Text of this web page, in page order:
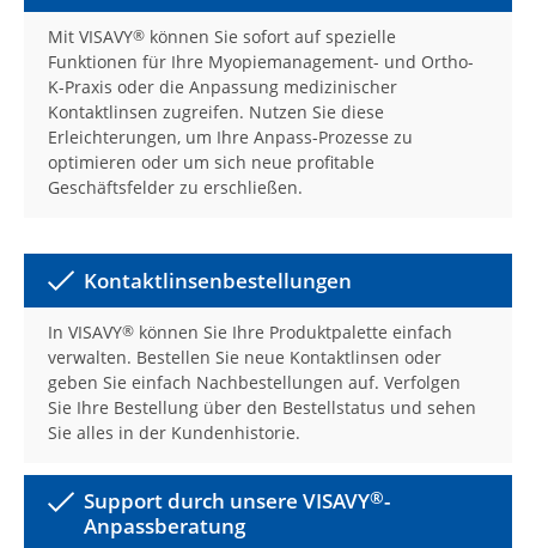
Mit VISAVY® können Sie sofort auf spezielle
Funktionen für Ihre Myopiemanagement- und Ortho-
K-Praxis oder die Anpassung medizinischer
Kontaktlinsen zugreifen. Nutzen Sie diese
Erleichterungen, um Ihre Anpass-Prozesse zu
optimieren oder um sich neue profitable
Geschäftsfelder zu erschließen.
Kontaktlinsenbestellungen
In VISAVY® können Sie Ihre Produktpalette einfach
verwalten. Bestellen Sie neue Kontaktlinsen oder
geben Sie einfach Nachbestellungen auf. Verfolgen
Sie Ihre Bestellung über den Bestellstatus und sehen
Sie alles in der Kundenhistorie.
Support durch unsere VISAVY®-
Anpassberatung